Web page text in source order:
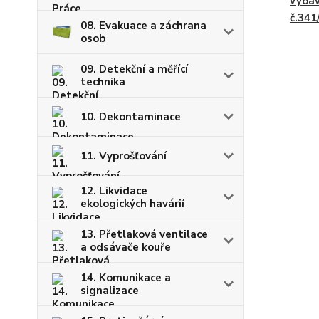
08. Evakuace a záchrana
osob
09. Detekční a měřící
technika
10. Dekontaminace
11. Vyprošťování
12. Likvidace
ekologických havárií
13. Přetlaková ventilace
a odsávače kouře
14. Komunikace a
signalizace